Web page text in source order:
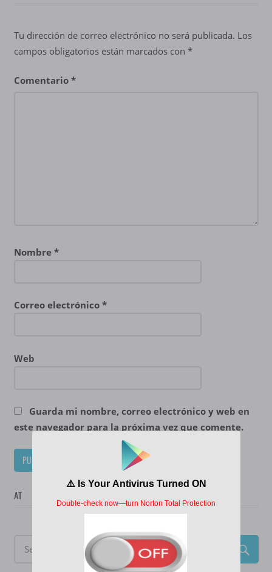
Tu dirección de correo electrónico no será publicada. Los
campos obligatorios están marcados con *
Comentario *
Nombre *
Correo electrónico *
Web
Guarda mi nombre, correo electrónico y web en
este navegador para la próxima vez que comente.
AT